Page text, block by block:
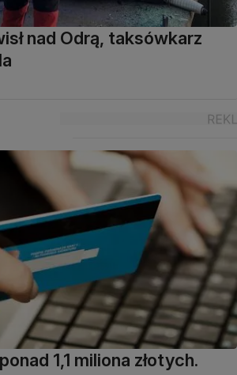
nad Odrą, taksówkarz
1,1 miliona złotych.